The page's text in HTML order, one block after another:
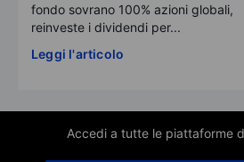
fondo sovrano 100% azioni globali,
reinveste i dividendi per...
Leggi l'articolo
Accedi a tutte le piattaforme